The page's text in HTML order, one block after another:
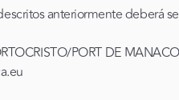
anteriormente deberá
PORT DE